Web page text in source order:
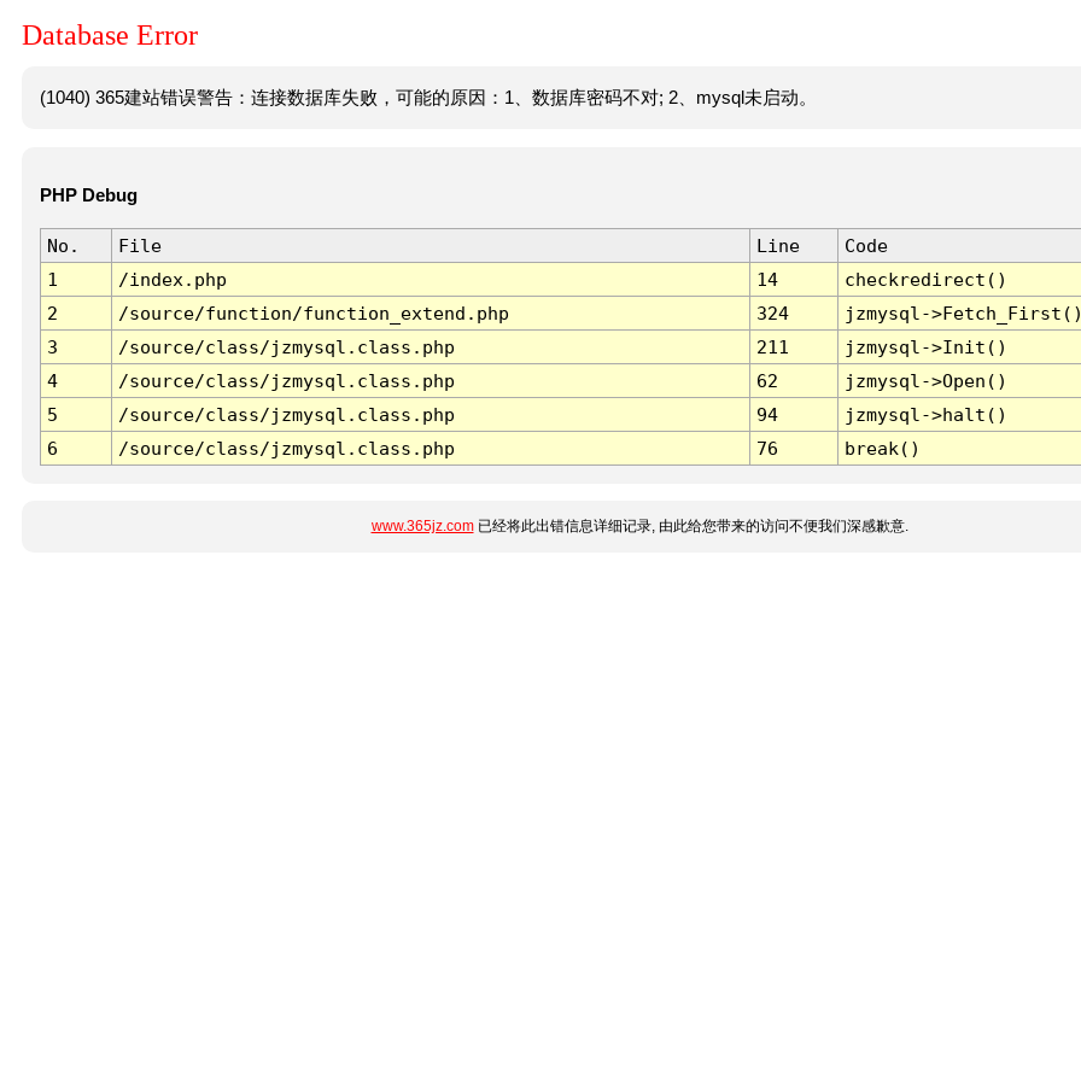
Database Error
(1040) 365建站错误警告：连接数据库失败，可能的原因：1、数据库密码不对; 2、mysql未启动。
PHP Debug
No. File Line
Code
1
/index.php 14
checkredirect()
2
/source/function/function_extend.php 324
jzmysql-
3
/source/class/jzmysql.class.php 211
jzmysql->Init()
4
/source/class/jzmysql.class.php 62
jzmysql->Open()
5
/source/class/jzmysql.class.php 94
jzmysql->halt()
6
/source/class/jzmysql.class.php 76 break()
www.365jz.com已经将此出错信息详细记录, 由此给您带来的访问不便我们深感歉意.